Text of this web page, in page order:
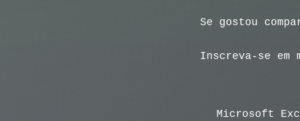
Se gostou
Inscreva-se em
Microsoft